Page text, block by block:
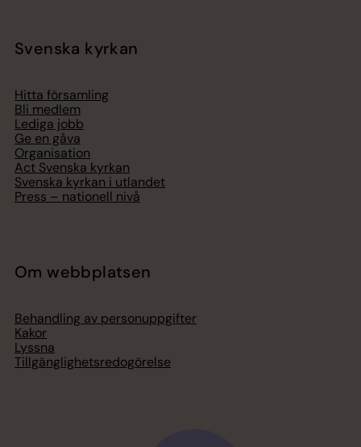
Svenska kyrkan
Hitta församling
Bli medlem
Lediga jobb
Ge en gåva
Organisation
Act Svenska kyrkan
Svenska kyrkan i utlandet
Press – nationell nivå
Om webbplatsen
Behandling av personuppgifter
Kakor
Lyssna
Tillgänglighetsredogörelse